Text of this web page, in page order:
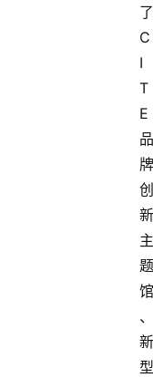
了
C
I
T
E
品
牌
创
新
主
题
馆
、
新
型